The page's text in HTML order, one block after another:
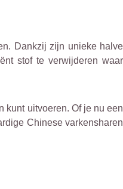
Dankzij zijn unieke halve
stof te verwijderen waar
kunt uitvoeren. Of je nu een
Chinese varkensharen